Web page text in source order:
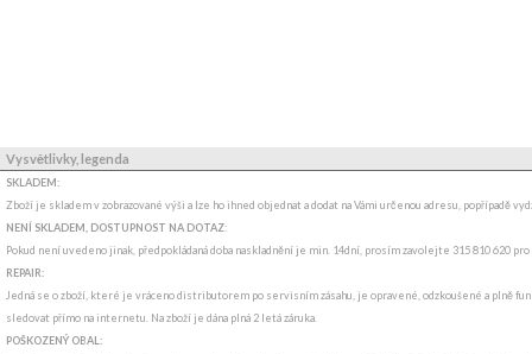
Vysvětlivky, legenda
SKLADEM:
Zboží je skladem v zobrazované výši a lze ho ihned objednat a dodat na Vámi určenou adresu, popřípadě
NENÍ SKLADEM, DOSTUPNOST NA DOTAZ:
Pokud není uvedeno jinak, předpokládaná doba naskladnění je min. 14dní, prosím zavolejte 315 810 620
REPAIR:
Jedná se o zboží, které je vráceno distributorem po servisním zásahu, je opravené, odzkoušené a plně
sledovat přímo na internetu. Na zboží je dána plná 2 letá záruka.
POŠKOZENÝ OBAL: